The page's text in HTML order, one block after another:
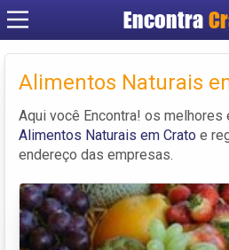
Encontra
Criar
Alimentos Naturais
Aqui você Encontra! os
Alimentos Naturais em Crato e
endereço das empresas.